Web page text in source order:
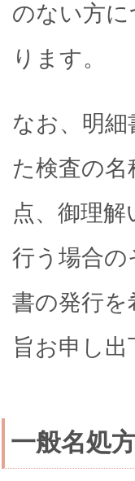
のない方
ります。
なお、明
た検査の
点、御理
行う場合
書の発行
旨お申し
一般名処